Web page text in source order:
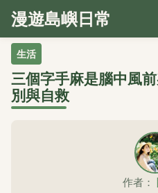
漫遊島嶼日常
生活
三個字手麻是腦中風
別與自救
作者：